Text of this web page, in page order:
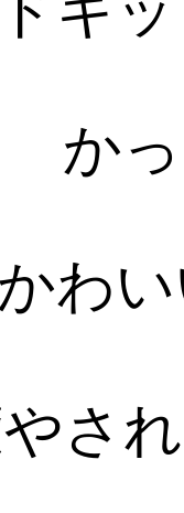
か
かわ
さ